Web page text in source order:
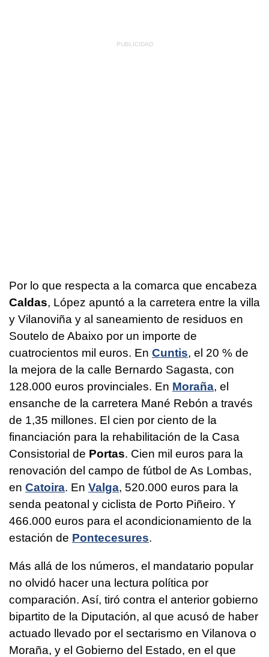
Por lo que respecta a la comarca que encabeza
Caldas, López apuntó a la carretera entre la villa
y Vilanoviña y al saneamiento de residuos en
Soutelo de Abaixo por un importe de
cuatrocientos mil euros. En Cuntis, el 20 % de
la mejora de la calle Bernardo Sagasta, con
128.000 euros provinciales. En Moraña, el
ensanche de la carretera Mané Rebón a través
de 1,35 millones. El cien por ciento de la
financiación para la rehabilitación de la Casa
Consistorial de Portas. Cien mil euros para la
renovación del campo de fútbol de As Lombas,
en Catoira. En Valga, 520.000 euros para la
senda peatonal y ciclista de Porto Piñeiro. Y
466.000 euros para el acondicionamiento de la
estación de Pontecesures.
Más allá de los números, el mandatario popular
no olvidó hacer una lectura política por
comparación. Así, tiró contra el anterior gobierno
bipartito de la Diputación, al que acusó de haber
actuado llevado por el sectarismo en Vilanova o
Moraña, y el Gobierno del Estado, en el que